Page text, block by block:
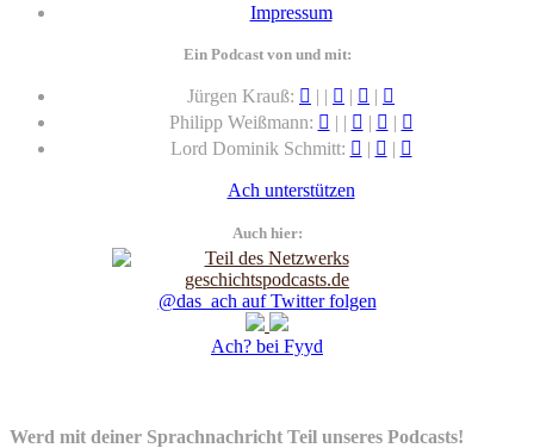
Impressum
Ein Podcast von und mit:
Jürgen Krauß: | | |
|
Philipp Weißmann:
| | |
|
Lord Dominik Schmitt:
| |
Ach unterstützen
Auch hier:
@das_ach auf Twitter folgen
Ach? bei Fyyd
Werd mit deiner Sprachnachricht Teil unseres Podcasts!